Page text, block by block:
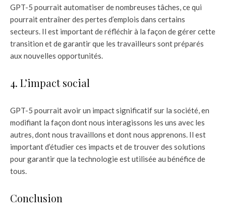
GPT-5 pourrait automatiser de nombreuses tâches, ce qui
pourrait entraîner des pertes d’emplois dans certains
secteurs. Il est important de réfléchir à la façon de gérer cette
transition et de garantir que les travailleurs sont préparés
aux nouvelles opportunités.
4. L’impact social
GPT-5 pourrait avoir un impact significatif sur la société, en
modifiant la façon dont nous interagissons les uns avec les
autres, dont nous travaillons et dont nous apprenons. Il est
important d’étudier ces impacts et de trouver des solutions
pour garantir que la technologie est utilisée au bénéfice de
tous.
Conclusion